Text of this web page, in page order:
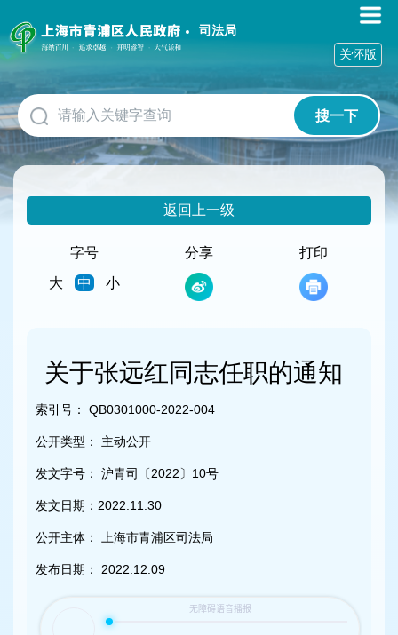
障
碍
作
说
明
跳
到
网
司法局
搜一下
关怀版
返回上一级
字号
大
中 小
分享 打印
关于张远红同志任职的通知
索引号： QB0301000-2022-004
公开类型： 主动公开
发文字号： 沪青司〔2022〕10号
发文日期： 2022.11.30
公开主体： 上海市青浦区司法局
发布日期： 2022.12.09